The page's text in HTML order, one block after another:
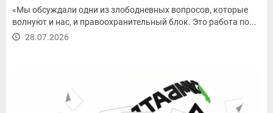
«Мы обсуждали одни из злободневных вопросов, которые
волнуют и нас, и правоохранительный блок. Это работа по...
28.07.2026